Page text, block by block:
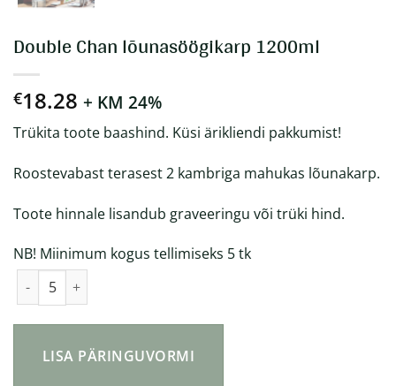
Double Chan lõunasöögikarp 1200ml
€18.28 + KM 24%
Trükita toote baashind. Küsi ärikliendi pakkumist!
Roostevabast terasest 2 kambriga mahukas lõunakarp.
Toote hinnale lisandub graveeringu või trüki hind.
NB! Miinimum kogus tellimiseks 5 tk
LISA PÄRINGUVORMI